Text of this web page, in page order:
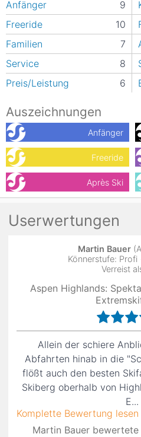
Anfänger 9
Freeride
10
Familien
7
Service
8
Preis/Leistung
6
Auszeichnungen
Anfänger
Freeride
Après Ski
Userwertungen
Martin Bauer
Könnerstufe: Profi
Verreist
Aspen Highlands:
Allein der schiere
Abfahrten hinab in die
flößt auch den besten
Skiberg oberhalb von
E...
Komplette Bewertung lesen
Martin Bauer